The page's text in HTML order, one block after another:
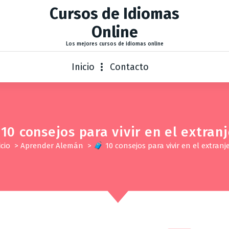
Cursos de Idiomas
Online
Los mejores cursos de idiomas online
Inicio Contacto
consejos para vivir en el
> Aprender Alemán > 🧳 10 consejos para vivir en el